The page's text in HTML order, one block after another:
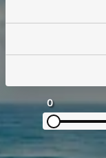
0